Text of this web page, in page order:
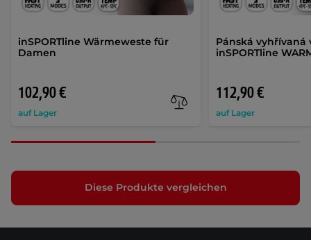
inSPORTline Wärmeweste für
Damen
102,90 €
auf Lager
Pánská vyhřívaná
inSPORTline
112,90 €
auf Lager
Diese Produkte vergleichen